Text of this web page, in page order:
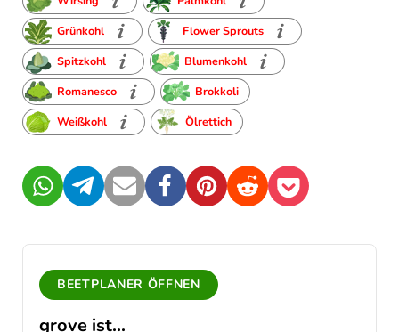
Grünkohl
Flower Sprouts
Spitzkohl
Blumenkohl
Romanesco
Brokkoli
Weißkohl
Ölrettich
WhatsAppTelegramMail FacebookPinterestRedditPocket
BEETPLANER ÖFFNEN
grove ist...